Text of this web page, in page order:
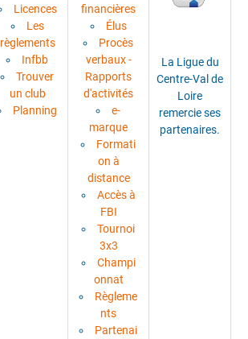
Licences
Les
règlements
Infbb
Trouver
un club
Planning
financières
Élus
Procès
verbaux -
Rapports
d'activités
e-
marque
Formati
on à
distance
Accès à
FBI
Tournoi
3x3
Champi
onnat
Règleme
nts
Partenai
La Ligue du
Centre-Val de
Loire
remercie ses
partenaires.